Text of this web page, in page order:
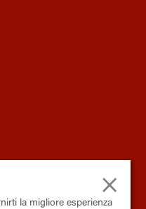
×
la migliore esperienza